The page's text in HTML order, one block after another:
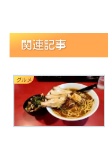
関連記事
グルメ